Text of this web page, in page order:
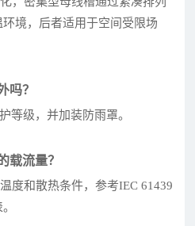
境，后者适用于空间受限场
吗？
等级，并加装防雨罩。
载流量？
度和散热条件，参考IEC 61439